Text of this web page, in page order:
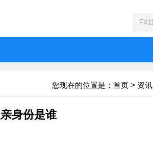
您现在的位置是： 首页 > 资讯
身份是谁